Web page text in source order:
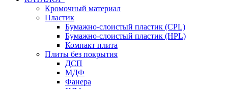
Кромочный материал
Пластик
Бумажно-слоистый пластик (CPL)
Бумажно-слоистый пластик (HPL)
Компакт плита
Плиты без покрытия
ДСП
МДФ
Фанера